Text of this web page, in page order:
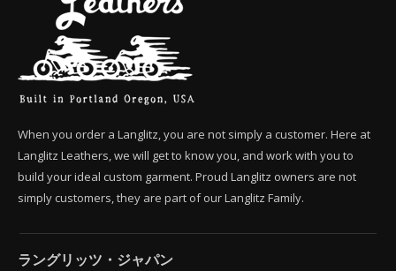
When you order a Langlitz, you are not simply a customer. Here at
Langlitz Leathers, we will get to know you, and work with you to
build your ideal custom garment. Proud Langlitz owners are not
simply customers, they are part of our Langlitz Family.
ラングリッツ・ジャパン